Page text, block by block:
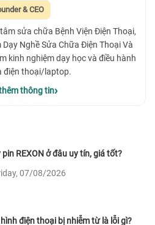
& CEO
sửa chữa Bệnh Viện Điện Thoại,
Nghề Sửa Chữa Điện Thoại Và
kinh nghiệm dạy học và điều hành
điện thoại/laptop.
thông tin
pin REXON ở đâu uy tín, giá tốt?
07/08/2026
điện thoại bị nhiễm từ là lỗi gì?